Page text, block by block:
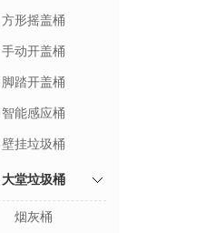
方形摇盖桶
手动开盖桶
脚踏开盖桶
智能感应桶
壁挂垃圾桶
大堂垃圾桶
烟灰桶